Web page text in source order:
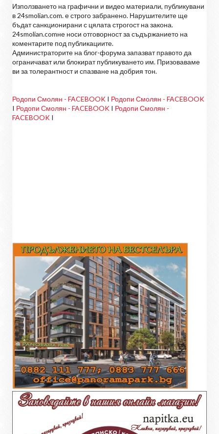
Използването на графични и видео материали, публикувани
в 24smolian.com. е строго забранено. Нарушителите ще
бъдат санкционирани с цялата строгост на закона.
24smolian.comне носи отговорност за съдържанието на
коментарите под публикациите.
Администраторите на блог-форума запазват правото да
ограничават или блокират публикуването им. Призоваваме
ви за толерантност и спазване на добрия тон.
Родопи Смолян - FACEBOOK I Родопи Смолян - FACEBOOK
I Родопи Смолян - FACEBOOK I Родопи Смолян -
FACEBOOK I